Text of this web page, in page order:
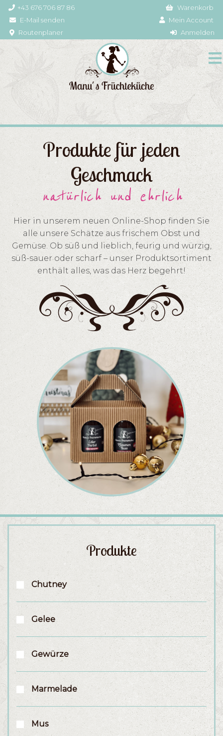
+43 676 706 87 86
E-Mail senden
Routenplaner
Warenkorb
Mein Account
Anmelden
Produkte für jeden
Geschmack
natürlich und ehrlich
Hier in unserem neuen Online-Shop finden Sie
alle unsere Schätze aus frischem Obst und
Gemüse. Ob süß und lieblich, feurig und würzig,
süß-sauer oder scharf – unser Produktsortiment
enthält alles, was das Herz begehrt!
Produkte
Chutney
Gelee
Gewürze
Marmelade
Mus